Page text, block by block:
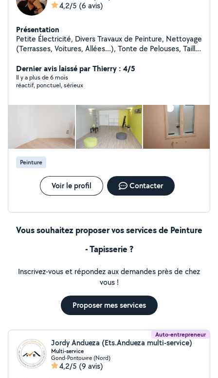
4,2/5 (6 avis)
Présentation
Petite Électricité, Divers Travaux de Peinture, Nettoyage
(Terrasses, Voitures, Allées...), Tonte de Pelouses, Taille
Livraison de Courses, Assistance Informatique, etc...
Dernier avis laissé par Thierry : 4/5
Il y a plus de 6 mois
réactif, ponctuel, sérieux
Peinture
Voir le profil Contacter
Vous souhaitez proposer vos services de Peinture
- Tapisserie ?
Inscrivez-vous et répondez aux demandes près de chez
vous !
Proposer mes services
Auto-entrepreneur
Jordy Andueza (Ets.Andueza multi-service)
Multi-service
Gond-Pontouvre (Nord)
4,2/5 (9 avis)